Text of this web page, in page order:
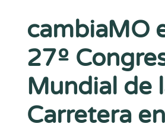
cambiaMO
27º
Mundial de
Carretera